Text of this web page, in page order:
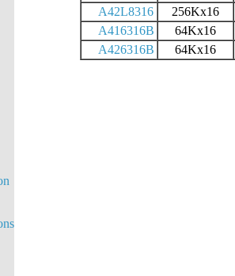
A42L8316
256Kx16
A416316B
64Kx16
A426316B
64Kx16